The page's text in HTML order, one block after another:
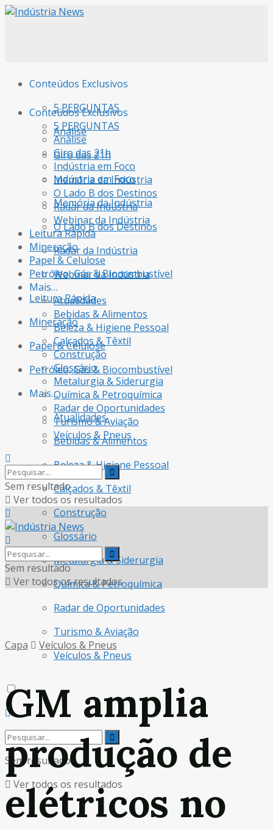
Conteúdos Exclusivos
5 PERGUNTAS
Análise
Giro das 21h
Indústria em Foco
Memória da Indústria
O Lado B dos Destinos
Radar da Indústria
Webinar da Indústria
Leitura Rápida
Mineração
Papel & Celulose
Petróleo, Gás & Biocombustível
Mais…
Atualidades
Bebidas & Alimentos
Beleza & Higiene Pessoal
Calçados & Têxtil
Construção
Glossário
Metalurgia & Siderurgia
Química & Petroquímica
Radar de Oportunidades
Turismo & Aviação
Veículos & Pneus
Sem resultado
Ver todos os resultados
Conteúdos Exclusivos
5 PERGUNTAS
Análise
Giro das 21h
Indústria em Foco
Memória da Indústria
O Lado B dos Destinos
Radar da Indústria
Webinar da Indústria
Leitura Rápida
Mineração
Papel & Celulose
Petróleo, Gás & Biocombustível
Mais…
Atualidades
Bebidas & Alimentos
Beleza & Higiene Pessoal
Calçados & Têxtil
Construção
Glossário
Metalurgia & Siderurgia
Química & Petroquímica
Radar de Oportunidades
Turismo & Aviação
Veículos & Pneus
Sem resultado
Ver todos os resultados
Sem resultado
Ver todos os resultados
Capa Veículos & Pneus
GM amplia
produção de
elétricos no